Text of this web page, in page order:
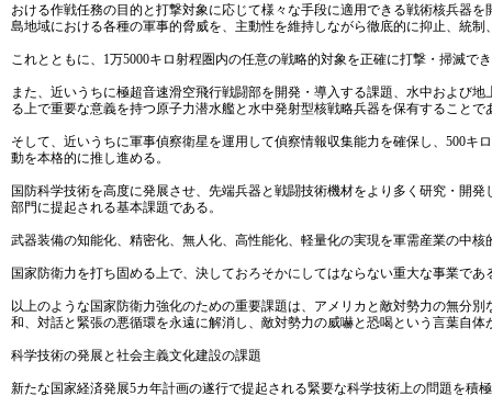
おける作戦任務の目的と打撃対象に応じて様々な手段に適用できる戦術核兵器
島地域における各種の軍事的脅威を、主動性を維持しながら徹底的に抑止、統
これとともに、1万5000キロ射程圏内の任意の戦略的対象を正確に打撃・掃滅
また、近いうちに極超音速滑空飛行戦闘部を開発・導入する課題、水中および
る上で重要な意義を持つ原子力潜水艦と水中発射型核戦略兵器を保有することで
そして、近いうちに軍事偵察衛星を運用して偵察情報収集能力を確保し、500
動を本格的に推し進める。
国防科学技術を高度に発展させ、先端兵器と戦闘技術機材をより多く研究・開
部門に提起される基本課題である。
武器装備の知能化、精密化、無人化、高性能化、軽量化の実現を軍需産業の中
国家防衛力を打ち固める上で、決しておろそかにしてはならない重大な事業で
以上のような国家防衛力強化のための重要課題は、アメリカと敵対勢力の無分
和、対話と緊張の悪循環を永遠に解消し、敵対勢力の威嚇と恐喝という言葉自
科学技術の発展と社会主義文化建設の課題
新たな国家経済発展5カ年計画の遂行で提起される緊要な科学技術上の問題を